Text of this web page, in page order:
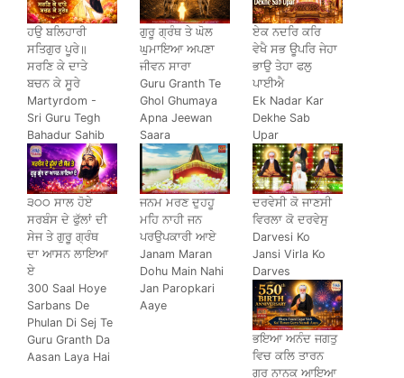
ਹਉ ਬਲਿਹਾਰੀ
ਸਤਿਗੁਰ ਪੂਰੇ॥
ਸਰਣਿ ਕੇ ਦਾਤੇ
ਬਚਨ ਕੇ ਸੂਰੇ
Martyrdom -
Sri Guru Tegh
Bahadur Sahib
ਗੁਰੂ ਗ੍ਰੰਥ ਤੇ ਘੋਲ
ਘੁਮਾਇਆ ਅਪਣਾ
ਜੀਵਨ ਸਾਰਾ
Guru Granth Te
Ghol Ghumaya
Apna Jeewan
Saara
ਏਕ ਨਦਰਿ ਕਰਿ
ਵੇਖੈ ਸਭ ਊਪਰਿ ਜੇਹਾ
ਭਾਉ ਤੇਹਾ ਫਲੁ
ਪਾਈਐ
Ek Nadar Kar
Dekhe Sab
Upar
੩੦੦ ਸਾਲ ਹੋਏ
ਸਰਬੰਸ ਦੇ ਫੁੱਲਾਂ ਦੀ
ਸੇਜ ਤੇ ਗੁਰੂ ਗ੍ਰੰਥ
ਦਾ ਆਸਨ ਲਾਇਆ
ਏ
300 Saal Hoye
Sarbans De
Phulan Di Sej Te
Guru Granth Da
Aasan Laya Hai
ਜਨਮ ਮਰਣ ਦੁਹਹੂ
ਮਹਿ ਨਾਹੀ ਜਨ
ਪਰਉਪਕਾਰੀ ਆਏ
Janam Maran
Dohu Main Nahi
Jan Paropkari
Aaye
ਦਰਵੇਸੀ ਕੋ ਜਾਣਸੀ
ਵਿਰਲਾ ਕੋ ਦਰਵੇਸੁ
Darvesi Ko
Jansi Virla Ko
Darves
ਭਇਆ ਅਨੰਦ ਜਗਤੁ
ਵਿਚ ਕਲਿ ਤਾਰਨ
ਗੁਰ ਨਾਨਕ ਆਇਆ